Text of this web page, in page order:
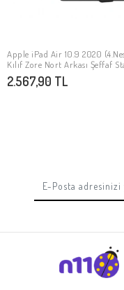
SEPETE EKLE
Apple iPad Air 10.9 2020
Kılıf Zore Nort Arkası Şeffaf
Kılıf
2.567,90 TL